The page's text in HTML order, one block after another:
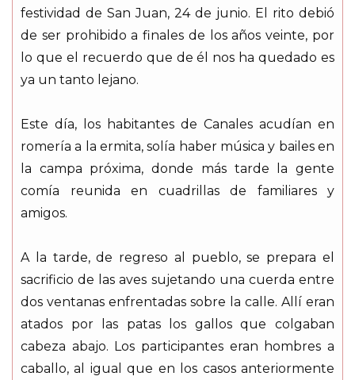
festividad de San Juan, 24 de junio. El rito debió
de ser prohibido a finales de los años veinte, por
lo que el recuerdo que de él nos ha quedado es
ya un tanto lejano.
Este día, los habitantes de Canales acudían en
romería a la ermita, solía haber música y bailes en
la campa próxima, donde más tarde la gente
comía reunida en cuadrillas de familiares y
amigos.
A la tarde, de regreso al pueblo, se prepara el
sacrificio de las aves sujetando una cuerda entre
dos ventanas enfrentadas sobre la calle. Allí eran
atados por las patas los gallos que colgaban
cabeza abajo. Los participantes eran hombres a
caballo, al igual que en los casos anteriormente